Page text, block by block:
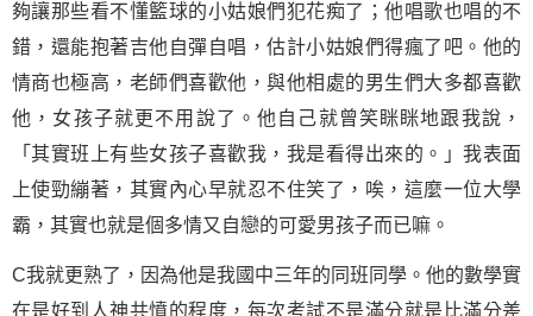
夠讓那些看不懂籃球的小姑娘們犯花痴了；他唱歌也唱的不
錯，還能抱著吉他自彈自唱，估計小姑娘們得瘋了吧。他的
情商也極高，老師們喜歡他，與他相處的男生們大多都喜歡
他，女孩子就更不用說了。他自己就曾笑眯眯地跟我說，
「其實班上有些女孩子喜歡我，我是看得出來的。」我表面
上使勁繃著，其實內心早就忍不住笑了，唉，這麼一位大學
霸，其實也就是個多情又自戀的可愛男孩子而已嘛。
C我就更熟了，因為他是我國中三年的同班同學。他的數學實
在是好到人神共憤的程度，每次考試不是滿分就是比滿分差